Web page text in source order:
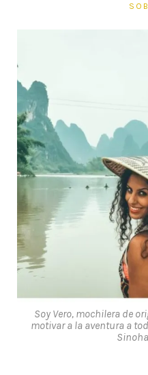
Soy Vero, mochilera de
motivar a la aventura a